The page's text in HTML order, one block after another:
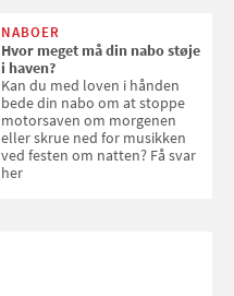
NABOER
Hvor meget må din nabo støje
i haven?
Kan du med loven i hånden
bede din nabo om at stoppe
motorsaven om morgenen
eller skrue ned for musikken
ved festen om natten? Få svar
her